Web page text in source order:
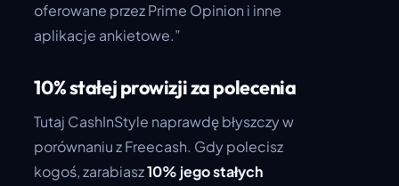
oferowane przez Prime Opinion i inne
aplikacje ankietowe.”
10% stałej prowizji za polecenia
Tutaj CashInStyle naprawdę błyszczy w
porównaniu z Freecash. Gdy polecisz
kogoś, zarabiasz10% jego stałych